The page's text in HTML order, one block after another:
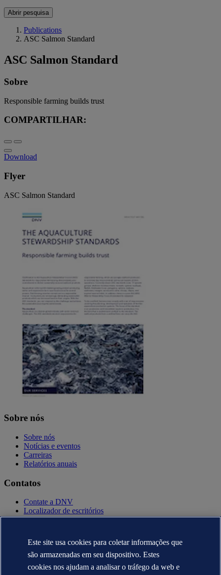
Abrir pesquisa
Publications
ASC Salmon Standard
ASC Salmon Standard
Sobre
Responsible farming builds trust
COMPARTILHAR:
Download
Flyer
ASC Salmon Standard
Sobre nós
Sobre nós
Notícias e eventos
Carreiras
Relatórios anuais
Contatos
Contate a DNV
Localizador de escritórios
Contatos para imprensa
Política de privacidade
Termo de uso
Copyright © DNV AS 2025
Informação sobre cookies
Este site usa cookies para coletar informações que
são armazenadas em seu dispositivo. Estes
cookies nos ajudam a analisar o tráfego da web e